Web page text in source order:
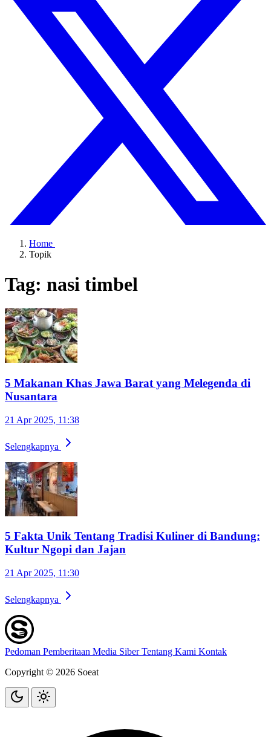
Home
Topik
Tag: nasi timbel
5 Makanan Khas Jawa Barat yang Melegenda di
Nusantara
21 Apr 2025, 11:38
Selengkapnya
5 Fakta Unik Tentang Tradisi Kuliner di Bandung:
Kultur Ngopi dan Jajan
21 Apr 2025, 11:30
Selengkapnya
Pedoman Pemberitaan Media SiberTentang Kami Kontak
Copyright © 2026 Soeat